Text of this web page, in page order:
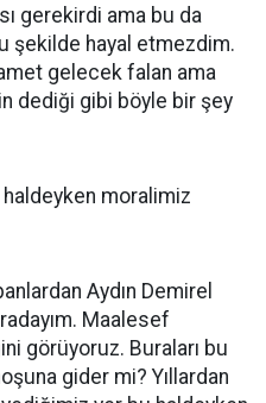
gerekirdi ama bu da
şekilde hayal etmezdim.
gelecek falan ama
dediği gibi böyle bir şey
moralimiz
Aydın Demirel
Maalesef
görüyoruz. Buraları bu
gider mi? Yıllardan